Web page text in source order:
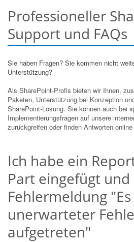
Professioneller
Support und FAQs
Sie haben Fragen? Sie kommen nicht
Unterstützung?
Als SharePoint-Profis bieten wir Ihnen,
Paketen, Unterstützung bei Konzeption
SharePoint-Lösung. Sie können auch bei
Implementierungsfragen auf unsere
zurückgreifen oder finden Antworten
Ich habe ein
Part eingefügt
Fehlermeldung
unerwarteter
aufgetreten"